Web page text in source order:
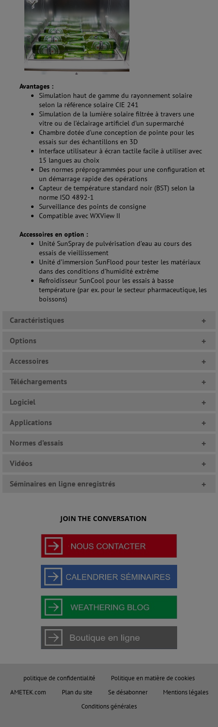
Avantages :
Simulation haut de gamme du rayonnement solaire
selon la référence solaire CIE 241
Simulation de la lumière solaire filtrée à travers une
vitre ou de l’éclairage artificiel d’un supermarché
Chambre dotée d’une conception de pointe pour les
essais sur des échantillons en 3D
Interface utilisateur à écran tactile facile à utiliser avec
15 langues au choix
Des normes préprogrammées pour une configuration et
un démarrage rapide des opérations
Capteur de température standard noir (BST) selon la
norme ISO 4892-1
Surveillance des points de consigne
Compatible avec WXView II
Accessoires en option :
Unité SunSpray de pulvérisation d’eau au cours des
essais de vieillissement
Unité d’immersion SunFlood pour tester les matériaux
dans des conditions d’humidité extrême
Refroidisseur SunCool pour les essais à basse
température (par ex. pour le secteur pharmaceutique, les
boissons)
Caractéristiques +
Options +
Accessoires +
Téléchargements +
Logiciel +
Applications +
Normes d’essais +
Vidéos +
Séminaires en ligne enregistrés +
JOIN THE CONVERSATION
politique de confidentialité
Politique en matière de cookies
AMETEK.com
Plan du site Se désabonner
Mentions légales
Conditions générales